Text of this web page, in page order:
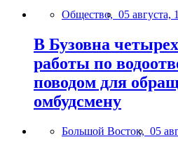
Общество, 05 августа,
В Бузовна
работы по
поводом для
омбудсмену
Большой Восток, 05